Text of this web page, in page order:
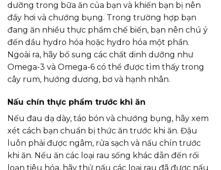
dưỡng trong bữa ăn của bạn và khiến bạn bị nên
đầy hơi và chướng bụng. Trong trường hợp bạn
đang ăn nhiều thực phẩm chế biến, bạn nên chú ý
đến dầu hydro hóa hoặc hydro hóa một phần.
Ngoài ra, hãy bổ sung các chất dinh dưỡng như
Omega-3 và Omega-6 có thể được tìm thấy trong
cây rum, hướng dương, bơ và hạnh nhân.
Nấu chín thực phẩm trước khi ăn
Nếu đau dạ dày, táo bón và chướng bụng, hãy xem
xét cách bạn chuẩn bị thức ăn trước khi ăn. Đậu
luôn phải được ngâm, rửa sạch và nấu chín trước
khi ăn. Nếu ăn các loại rau sống khác dẫn đến rối
loạn tiêu hóa, hãy thử nấu các loại rau đã được nấu